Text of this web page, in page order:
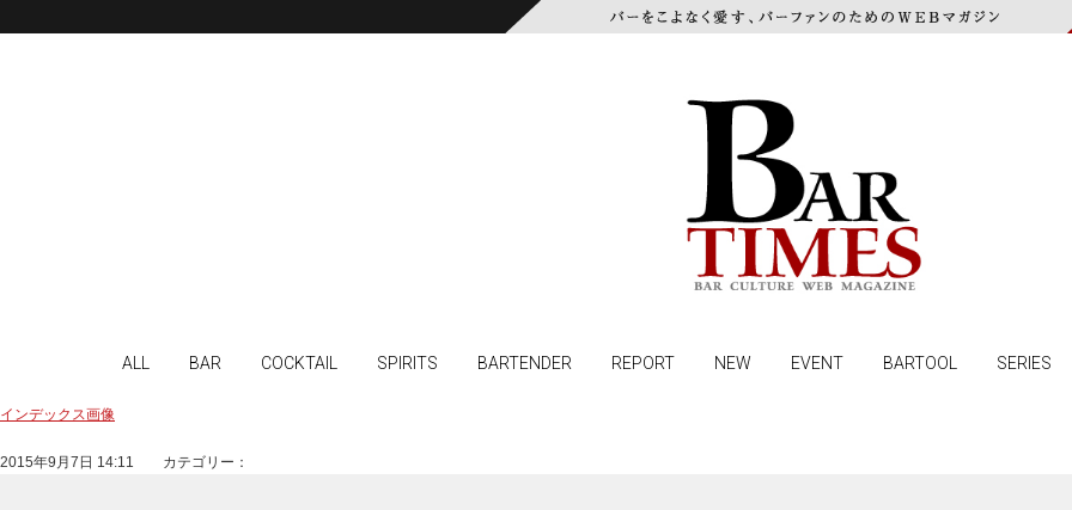
ALL BAR COCKTAIL SPIRITS BARTENDER REPORT NEW EVENT BARTOOL SERIES
インデックス画像
2015年9月7日 14:11 カテゴリー：